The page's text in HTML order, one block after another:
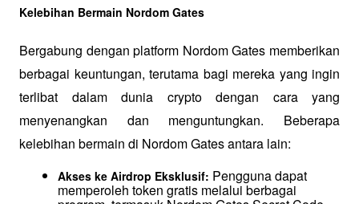
Kelebihan Bermain Nordom Gates
Bergabung dengan platform Nordom Gates memberikan
berbagai keuntungan, terutama bagi mereka yang ingin
terlibat dalam dunia crypto dengan cara yang
menyenangkan dan menguntungkan. Beberapa
kelebihan bermain di Nordom Gates antara lain:
Akses ke Airdrop Eksklusif: Pengguna dapat
memperoleh token gratis melalui berbagai